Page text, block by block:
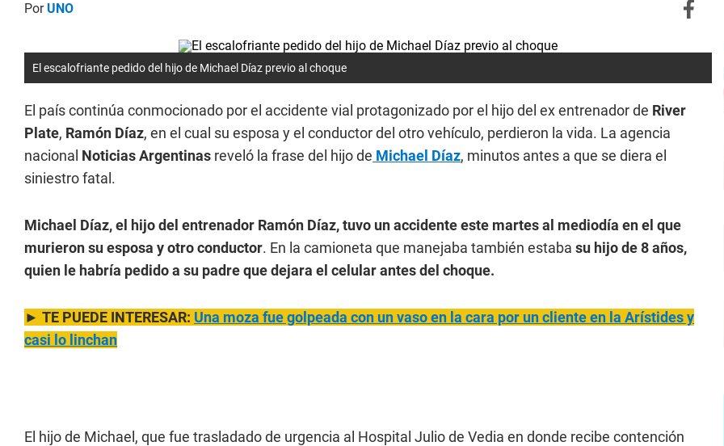
PorUNO
El escalofriante pedido del hijo de Michael Díaz previo al choque
El país continúa conmocionado por el accidente vial protagonizado por el hijo del ex entrenador de River
Plate, Ramón Díaz, en el cual su esposa y el conductor del otro vehículo, perdieron la vida. La agencia
nacional Noticias Argentinas reveló la frase del hijo de Michael Díaz, minutos antes a que se diera el
siniestro fatal.
Michael Díaz, el hijo del entrenador Ramón Díaz, tuvo un accidente este martes al mediodía en el que
murieron su esposa y otro conductor. En la camioneta que manejaba también estaba su hijo de 8 años,
quien le habría pedido a su padre que dejara el celular antes del choque.
► TE PUEDE INTERESAR: Una moza fue golpeada con un vaso en la cara por un cliente en la Arístides y
casi lo linchan
El hijo de Michael, que fue trasladado de urgencia al Hospital Julio de Vedia en donde recibe contención